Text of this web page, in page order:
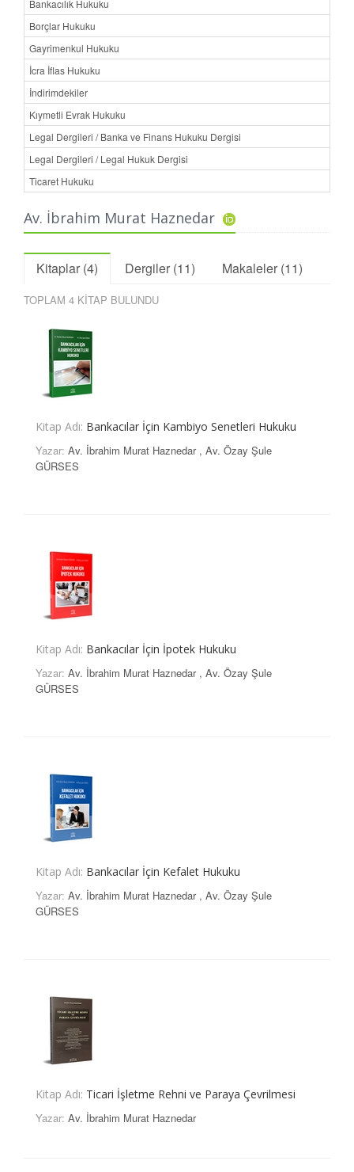
Bankacılık Hukuku
Borçlar Hukuku
Gayrimenkul Hukuku
İcra İflas Hukuku
İndirimdekiler
Kıymetli Evrak Hukuku
Legal Dergileri / Banka ve Finans Hukuku Dergisi
Legal Dergileri / Legal Hukuk Dergisi
Ticaret Hukuku
Av. İbrahim Murat Haznedar
Kitaplar (4) Dergiler (11) Makaleler (11)
TOPLAM 4 KİTAP BULUNDU
Kitap Adı: Bankacılar İçin Kambiyo Senetleri Hukuku
Yazar: Av. İbrahim Murat Haznedar, Av. Özay Şule
GÜRSES
Kitap Adı: Bankacılar İçin İpotek Hukuku
Yazar: Av. İbrahim Murat Haznedar, Av. Özay Şule
GÜRSES
Kitap Adı: Bankacılar İçin Kefalet Hukuku
Yazar: Av. İbrahim Murat Haznedar, Av. Özay Şule
GÜRSES
Kitap Adı: Ticari İşletme Rehni ve Paraya Çevrilmesi
Yazar: Av. İbrahim Murat Haznedar